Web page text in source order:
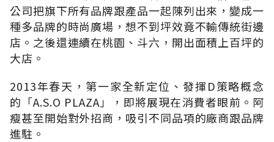
公司把旗下所有品牌跟產品一起陳列出來，變成一
種多品牌的時尚廣場，想不到坪效竟不輸傳統街邊
店。之後還連續在桃園、斗六，開出面積上百坪的
大店。
2013年春天，第一家全新定位、發揮D策略概念
的「A.S.O PLAZA」，即將展現在消費者眼前。阿
瘦甚至開始對外招商，吸引不同品項的廠商跟品牌
進駐。